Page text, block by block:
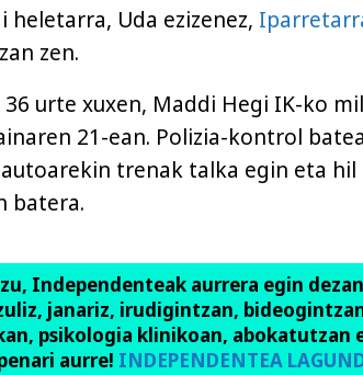
heletarra, Uda ezizenez,
zen.
36 urte xuxen, Maddi Hegi IK-ko
21-ean. Polizia-kontrol
trenak talka egin eta hil
batera.
Independenteak aurrera egin
janariz, irudigintzan,
psikologia klinikoan, abokatutzan
aurre! INDEPENDENTEA